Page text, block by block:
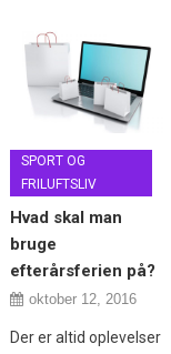
SPORT OG
FRILUFTSLIV
Hvad skal man
bruge
efterårsferien på?
oktober 12, 2016
Der er altid oplevelser